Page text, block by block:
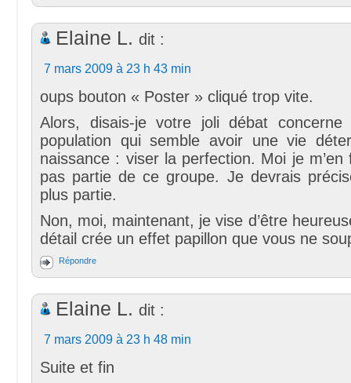
Elaine L. dit :
7 mars 2009 à 23 h 43 min
oups bouton « Poster » cliqué trop vite.
Alors, disais-je votre joli débat
population qui semble avoir une vie
naissance : viser la perfection. Moi je
pas partie de ce groupe. Je devrais
plus partie.
Non, moi, maintenant, je vise d’être
détail crée un effet papillon que vous ne
Répondre
Elaine L. dit :
7 mars 2009 à 23 h 48 min
Suite et fin